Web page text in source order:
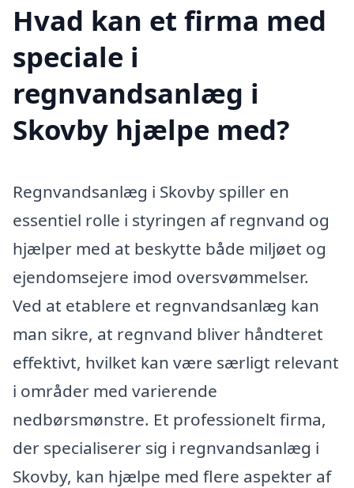
Hvad kan et firma med
speciale i
regnvandsanlæg i
Skovby hjælpe med?
Regnvandsanlæg i Skovby spiller en
essentiel rolle i styringen af regnvand og
hjælper med at beskytte både miljøet og
ejendomsejere imod oversvømmelser.
Ved at etablere et regnvandsanlæg kan
man sikre, at regnvand bliver håndteret
effektivt, hvilket kan være særligt relevant
i områder med varierende
nedbørsmønstre. Et professionelt firma,
der specialiserer sig i regnvandsanlæg i
Skovby, kan hjælpe med flere aspekter af